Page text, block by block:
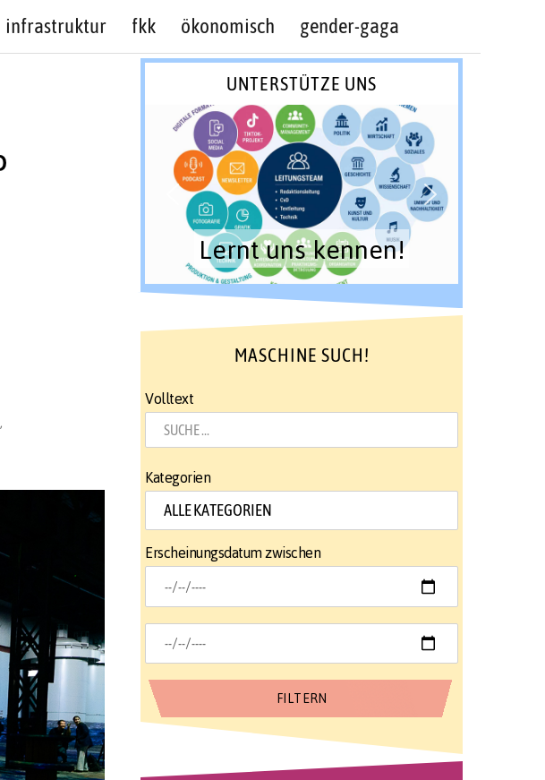
infrastruktur fkk ökonomisch gender-gaga
UNTERSTÜTZE UNS
Lernt uns kennen!
MASCHINE SUCH!
Volltext
Kategorien
Erscheinungsdatum zwischen